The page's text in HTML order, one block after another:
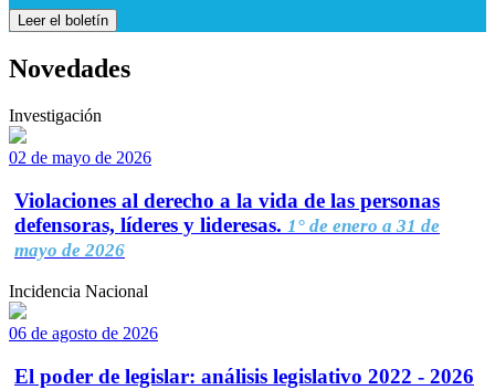
Leer el boletín
Novedades
Investigación
02 de mayo de 2026
Violaciones al derecho a la vida de las personas
defensoras, líderes y lideresas. 1° de enero a 31 de
mayo de 2026
Incidencia Nacional
06 de agosto de 2026
El poder de legislar: análisis legislativo 2022 - 2026